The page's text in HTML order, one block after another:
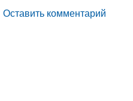
Оставить комментарий